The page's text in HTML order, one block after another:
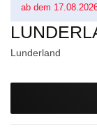
ab dem
Lunderland